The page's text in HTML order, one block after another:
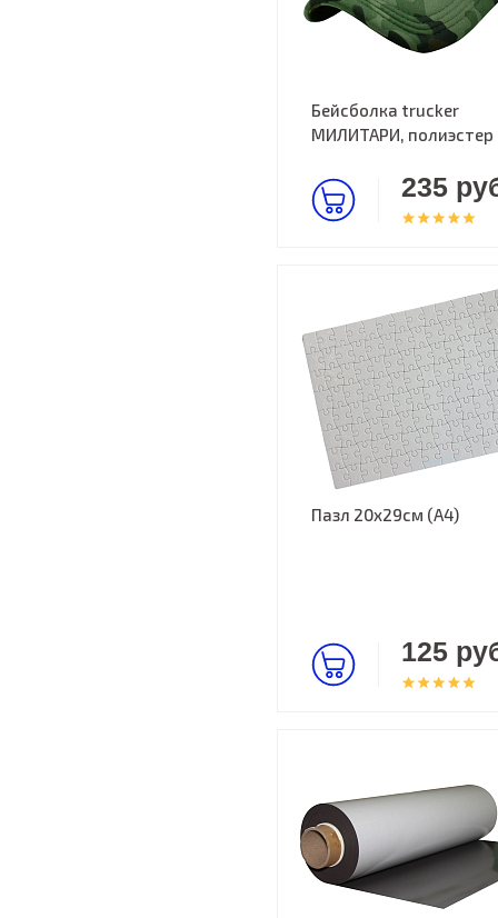
Бейсболка trucker
МИЛИТАРИ, полиэстер
235
Пазл 20х29см (А4)
125